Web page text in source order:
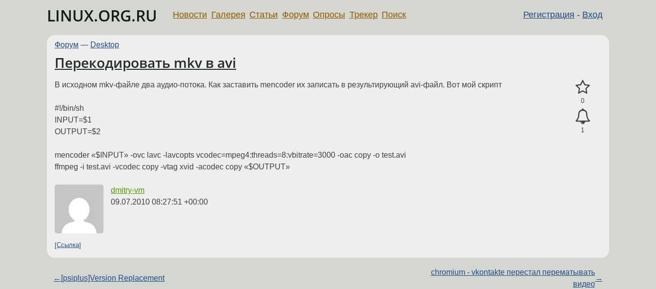
LINUX.ORG.RU Регистрация - Вход
Новости Галерея Статьи Форум Опросы Трекер Поиск
Форум — Desktop
Перекодировать mkv в avi
0
1
В исходном mkv-файле два аудио-потока. Как заставить mencoder их записать в результирующий avi-файл. Вот мой скрипт
#!/bin/sh
INPUT=$1
OUTPUT=$2
mencoder «$INPUT» -ovc lavc -lavcopts vcodec=mpeg4:threads=8:vbitrate=3000 -oac copy -o test.avi
ffmpeg -i test.avi -vcodec copy -vtag xvid -acodec copy «$OUTPUT»
dmitry-vm
09.07.2010 08:27:51 +00:00
Ссылка
← [psiplus]Version Replacement
chromium - vkontakte перестал перематывать
видео
→